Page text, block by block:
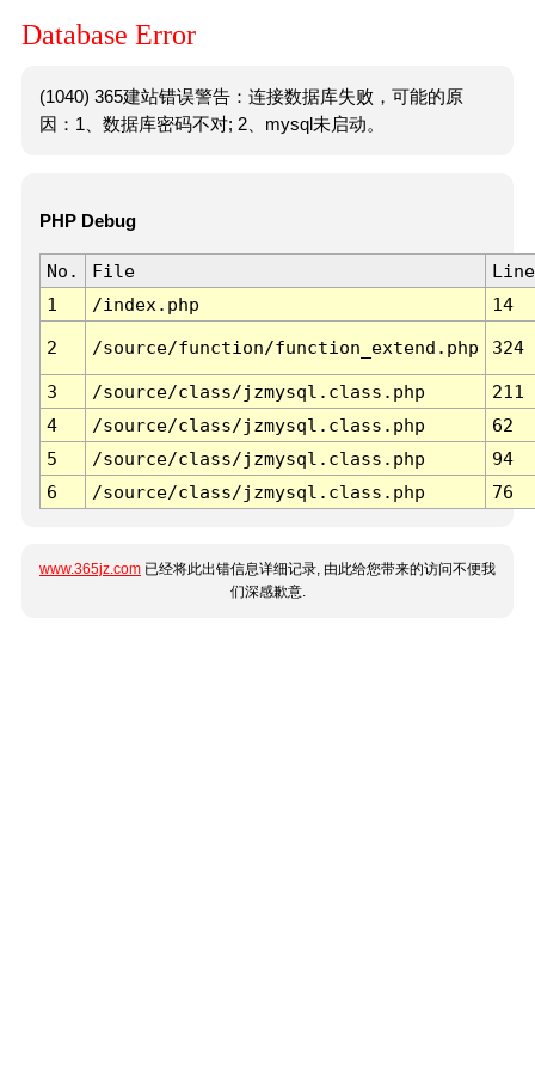
Database Error
(1040) 365建站错误警告：连接数据库失败，可能的原
因：1、数据库密码不对; 2、mysql未启动。
PHP Debug
No. File
Line
1
/index.php 14
2 /source/function/function_extend.php 324
3 /source/class/jzmysql.class.php
211
4
/source/class/jzmysql.class.php
62
5
/source/class/jzmysql.class.php
94
6
/source/class/jzmysql.class.php 76
www.365jz.com 已经将此出错信息详细记录, 由此给您带来的访问不便我
们深感歉意.